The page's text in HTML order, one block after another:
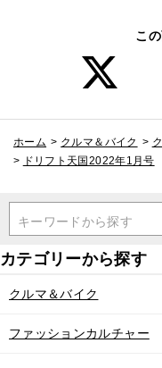
こ
ホーム > クルマ＆バイク >
> ドリフト天国2022年1月号
キーワードから探す
クルマ＆バイク
ファッションカルチャー